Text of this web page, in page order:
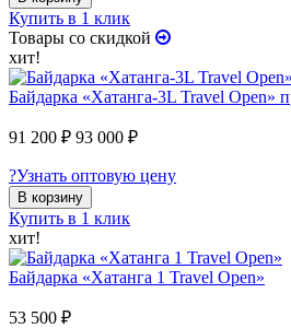
Купить в 1 клик
Товары со скидкой
хит!
Байдарка «Хатанга-3L Travel Open»
91 200 ₽ 93 000 ₽
?Узнать оптовую цену
В корзину
Купить в 1 клик
хит!
Байдарка «Хатанга 1 Travel Open»
53 500 ₽